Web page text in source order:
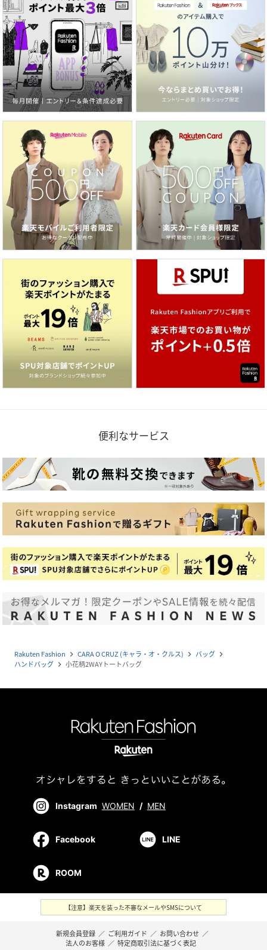
便利なサービス
Rakuten Fashion navigate_next CARA O CRUZ (キャラ・オ・クルス) navigate_next バッグ navigate_next
ハンドバッグ navigate_next 小花柄2WAYトートバッグ
Instagram WOMEN / MEN
Facebook LINE
ROOM
【注意】楽天を装った不審なメールやSMSについて
新規会員登録 ／ ご利用ガイド ／ お問い合わせ ／
法人のお客様 ／ 特定商取引法に基づく表記